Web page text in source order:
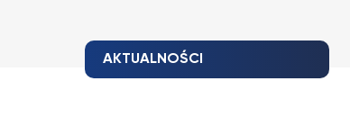
AKTUALNOŚCI